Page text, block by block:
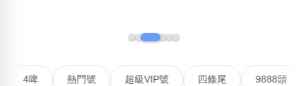
無0 無3無4無5 無7無8 無9
對聯號 4啤 熱門號 超級VIP號 四條尾